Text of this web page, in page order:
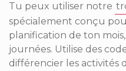
Tu peux utiliser notre
spécialement conçu
planification de ton
journées. Utilise des
différencier les activités